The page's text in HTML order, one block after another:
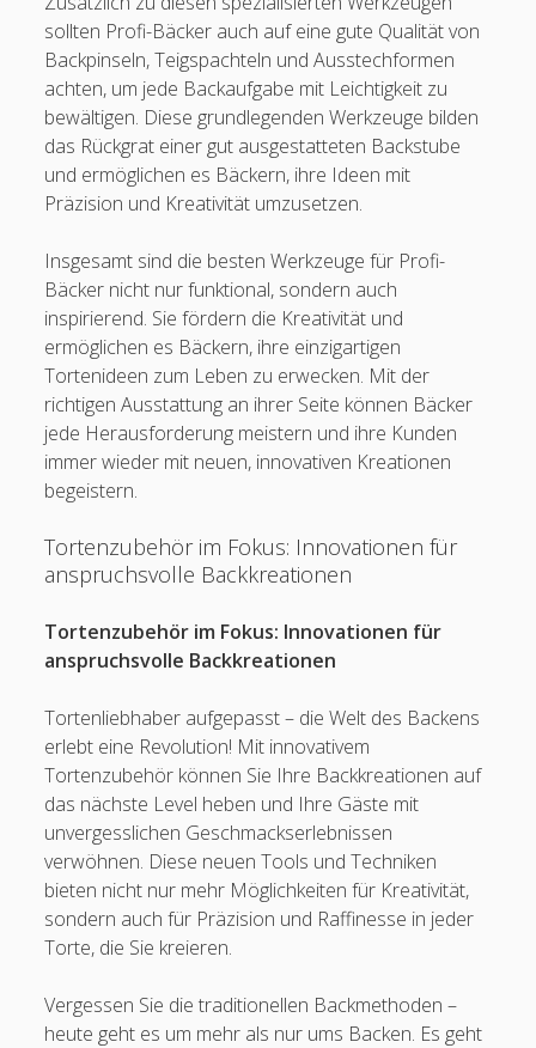
sollten Profi-Bäcker auch auf eine gute Qualität von
Backpinseln, Teigspachteln und Ausstechformen
achten, um jede Backaufgabe mit Leichtigkeit zu
bewältigen. Diese grundlegenden Werkzeuge bilden
das Rückgrat einer gut ausgestatteten Backstube
und ermöglichen es Bäckern, ihre Ideen mit
Präzision und Kreativität umzusetzen.
Insgesamt sind die besten Werkzeuge für Profi-
Bäcker nicht nur funktional, sondern auch
inspirierend. Sie fördern die Kreativität und
ermöglichen es Bäckern, ihre einzigartigen
Tortenideen zum Leben zu erwecken. Mit der
richtigen Ausstattung an ihrer Seite können Bäcker
jede Herausforderung meistern und ihre Kunden
immer wieder mit neuen, innovativen Kreationen
begeistern.
Tortenzubehör im Fokus: Innovationen für
anspruchsvolle Backkreationen
Tortenzubehör im Fokus: Innovationen für
anspruchsvolle Backkreationen
Tortenliebhaber aufgepasst – die Welt des Backens
erlebt eine Revolution! Mit innovativem
Tortenzubehör können Sie Ihre Backkreationen auf
das nächste Level heben und Ihre Gäste mit
unvergesslichen Geschmackserlebnissen
verwöhnen. Diese neuen Tools und Techniken
bieten nicht nur mehr Möglichkeiten für Kreativität,
sondern auch für Präzision und Raffinesse in jeder
Torte, die Sie kreieren.
Vergessen Sie die traditionellen Backmethoden –
heute geht es um mehr als nur ums Backen. Es geht